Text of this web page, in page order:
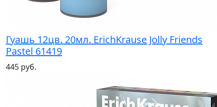
Гуашь 12цв. 20мл. ErichKrause Jolly Friends
Pastel 61419
445 руб.